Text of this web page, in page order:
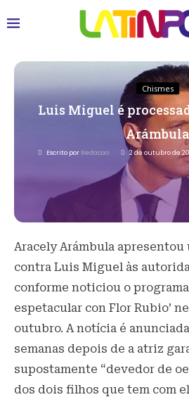
Chismes
Luis Miguel é
Arámbula
Escrito por Redacao 2 de outubro de
Aracely Arámbula apresentou
contra Luis Miguel às
conforme noticiou o programa
espetacular con Flor Rubio’
outubro. A notícia é
semanas depois de a atriz
supostamente “devedor de
dos dois filhos que tem com